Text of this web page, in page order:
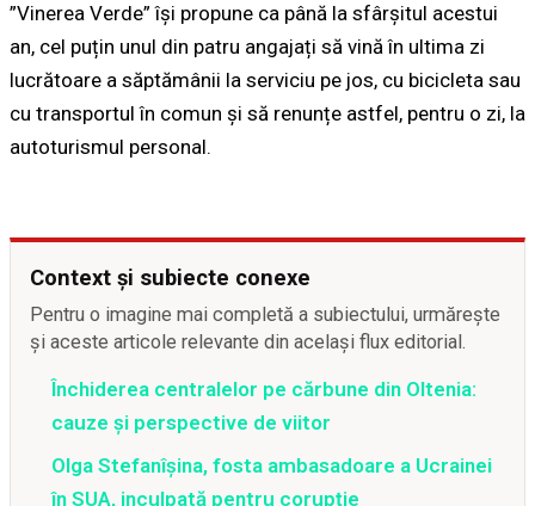
”Vinerea Verde” își propune ca până la sfârșitul acestui
an, cel puțin unul din patru angajați să vină în ultima zi
lucrătoare a săptămânii la serviciu pe jos, cu bicicleta sau
cu transportul în comun și să renunțe astfel, pentru o zi, la
autoturismul personal.
Context și subiecte conexe
Pentru o imagine mai completă a subiectului, urmărește
și aceste articole relevante din același flux editorial.
Închiderea centralelor pe cărbune din Oltenia:
cauze și perspective de viitor
Olga Stefanîşina, fosta ambasadoare a Ucrainei
în SUA, inculpată pentru corupţie